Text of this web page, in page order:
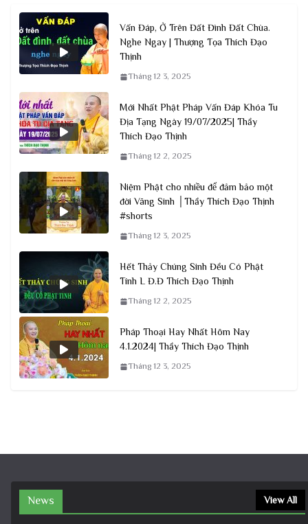
Vấn Đáp, Ở Trên Đất Đình Đất Chùa.
Nghe Ngay | Thượng Tọa Thích Đạo
Thịnh
Tháng 12 3, 2025
Mới Nhất Phật Pháp Vấn Đáp Khóa Tu
Địa Tạng Ngày 19/07/2025| Thầy
Thích Đạo Thịnh
Tháng 12 2, 2025
Niệm Phật cho nhiều để đảm bảo một
đời Vãng Sinh │Thầy Thích Đạo Thịnh
#shorts
Tháng 12 3, 2025
Hết Thảy Chúng Sinh Đều Có Phật
Tính L Đ.Đ Thích Đạo Thịnh
Tháng 12 2, 2025
Pháp Thoại Hay Nhất Hôm Nay
4.1.2024| Thầy Thích Đạo Thịnh
Tháng 12 3, 2025
News View All